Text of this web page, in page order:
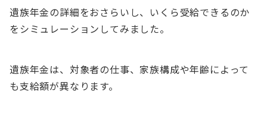
遺族年金の詳細をおさらいし、いくら受給できるのか
をシミュレーションしてみました。
遺族年金は、対象者の仕事、家族構成や年齢によって
も支給額が異なります。